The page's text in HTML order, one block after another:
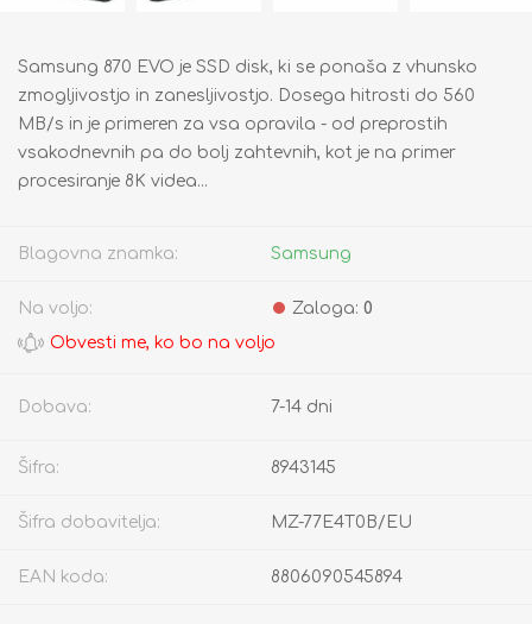
Samsung 870 EVO je SSD disk, ki se ponaša z vhunsko
zmogljivostjo in zanesljivostjo. Dosega hitrosti do 560
MB/s in je primeren za vsa opravila - od preprostih
vsakodnevnih pa do bolj zahtevnih, kot je na primer
procesiranje 8K videa...
Blagovna znamka: Samsung
Na voljo: Zaloga: 0
Dobava: 7-14 dni
Šifra: 8943145
Šifra dobavitelja: MZ-77E4T0B/EU
EAN koda: 8806090545894